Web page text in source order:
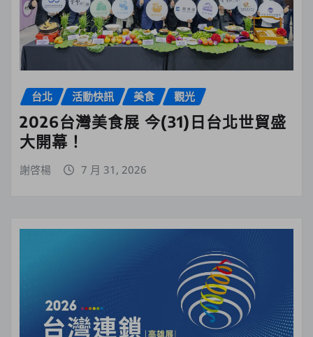
台北 活動快訊 美食 觀光
2026台灣美食展 今(31)日台北世貿盛
大開幕！
謝啓楊 7 月 31, 2026